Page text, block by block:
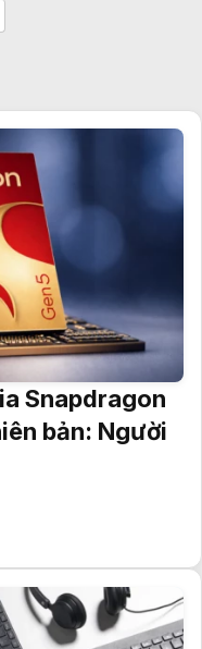
Snapdragon
bản: Người